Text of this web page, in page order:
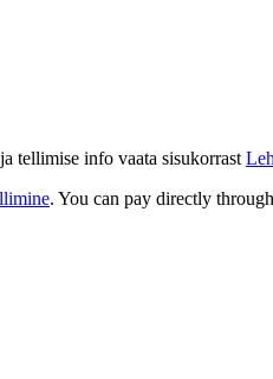
tellimise info vaata sisukorrast
. You can pay directly